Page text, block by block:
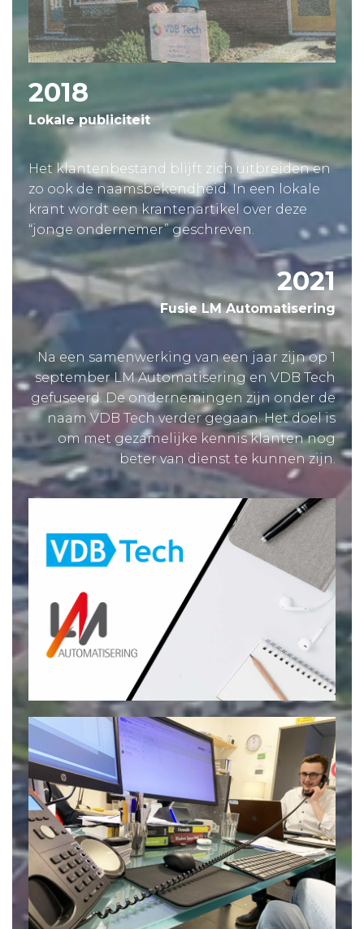
2018
Lokale publiciteit
Het klantenbestand blijft zich uitbreiden en
zo ook de naamsbekendheid. In een lokale
krant wordt een krantenartikel over deze
“jonge ondernemer” geschreven.
2021
Fusie LM Automatisering
Na een samenwerking van een jaar zijn op 1
september LM Automatisering en VDB Tech
gefuseerd. De ondernemingen zijn onder de
naam VDB Tech verder gegaan. Het doel is
om met gezamelijke kennis klanten nog
beter van dienst te kunnen zijn.